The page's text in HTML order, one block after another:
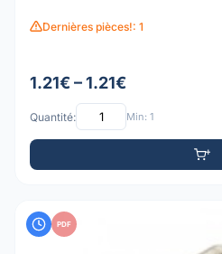
Dernières pièces!: 1
1.21€ – 1.21€
Quantité: Min: 1
PDF